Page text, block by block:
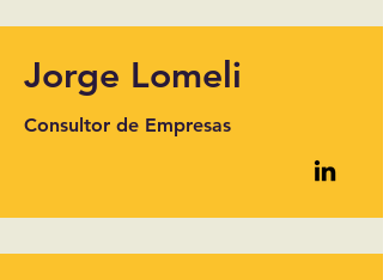
Jorge Lomeli
Consultor de Empresas